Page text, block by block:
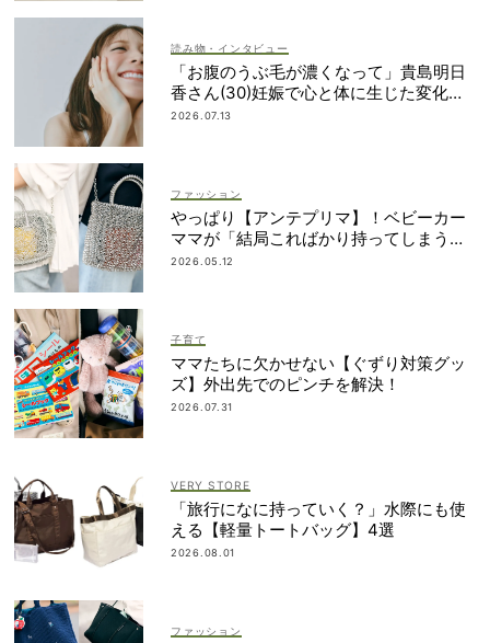
読み物・インタビュー
「お腹のうぶ毛が濃くなって」貴島明日
香さん(30)妊娠で心と体に生じた変化も
「愛しいです」
2026.07.13
ファッション
やっぱり【アンテプリマ】！ベビーカー
ママが「結局こればかり持ってしまう」
納得の理由
2026.05.12
子育て
ママたちに欠かせない【ぐずり対策グッ
ズ】外出先でのピンチを解決！
2026.07.31
VERY STORE
「旅行になに持っていく？」水際にも使
える【軽量トートバッグ】4選
2026.08.01
ファッション